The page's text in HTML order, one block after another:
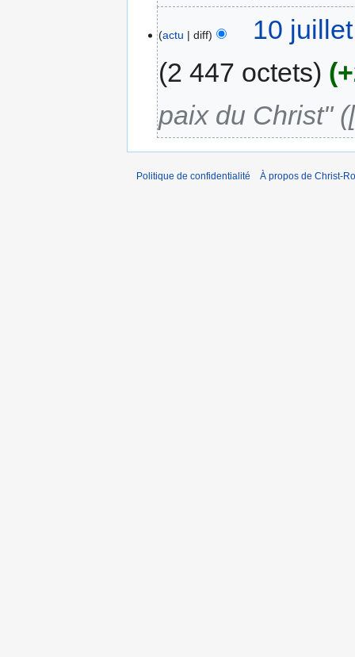
actu diff
10
2 447 octets
paix du Christ"
Politique de confidentialité À propos de Christ-